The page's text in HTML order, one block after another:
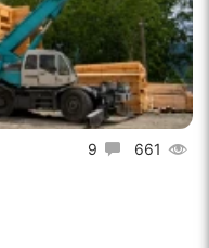
9 661